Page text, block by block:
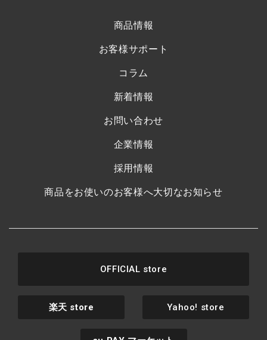
商品情報
お客様サポート
コラム
新着情報
お問い合わせ
企業情報
採用情報
商品をお使いのお客様へ大切なお知らせ
OFFICIAL store
楽天 store Yahoo! store